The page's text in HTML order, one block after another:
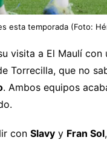
esta temporada (Foto:
visita a El Maulí
Torrecilla, que no
. Ambos equipos
con Slavy y Fran Sol